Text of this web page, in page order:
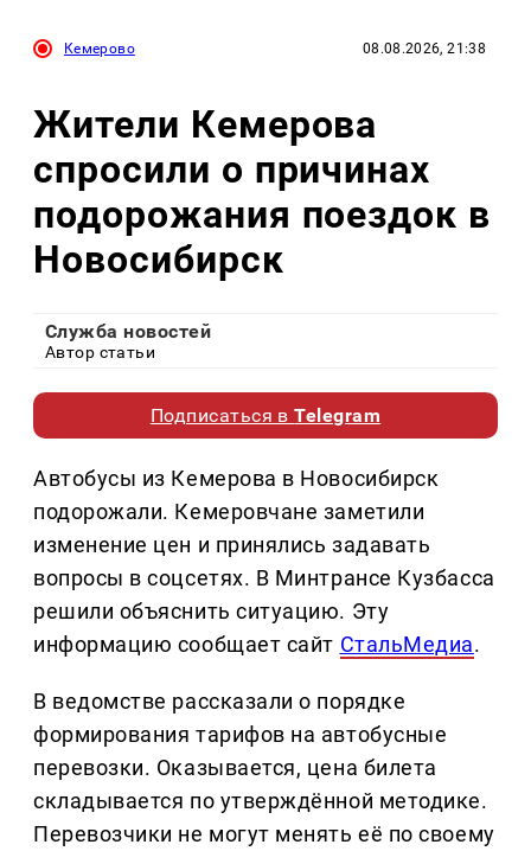
Кемерово 08.08.2026, 21:38
Жители Кемерова
спросили о причинах
подорожания поездок в
Новосибирск
Служба новостей
Автор статьи
Подписаться вTelegram
Автобусы из Кемерова в Новосибирск
подорожали. Кемеровчане заметили
изменение цен и принялись задавать
вопросы в соцсетях. В Минтрансе Кузбасса
решили объяснить ситуацию. Эту
информацию сообщает сайт СтальМедиа.
В ведомстве рассказали о порядке
формирования тарифов на автобусные
перевозки. Оказывается, цена билета
складывается по утверждённой методике.
Перевозчики не могут менять её по своему